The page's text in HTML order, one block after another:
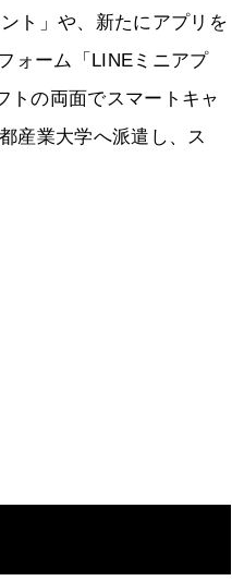
ト」や、新たにアプリを
ォーム「LINEミニアプ
トの両面でスマートキャ
産業大学へ派遣し、ス